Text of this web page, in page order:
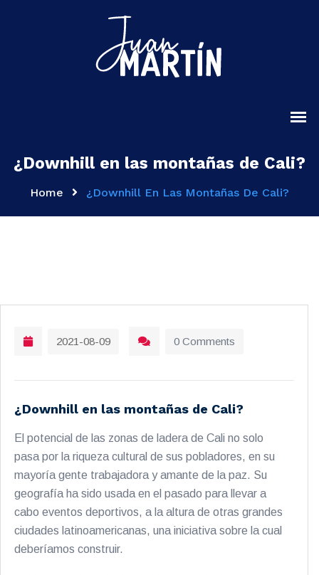
¿Downhill en las montañas de Cali?
Home ¿Downhill En Las Montañas De Cali?
2021-08-09 0 Comments
¿Downhill en las montañas de Cali?
El potencial de las zonas de ladera de Cali no solo
pasa por la riqueza cultural de sus pobladores, en su
mayoría gente trabajadora y amante de la paz. Su
geografía ha sido usada en el pasado para llevar a
cabo eventos deportivos, a la altura de otras grandes
ciudades latinoamericanas, una iniciativa sobre la cual
deberíamos construir.